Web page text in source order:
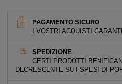
PAGAMENTO SICURO
I VOSTRI ACQUISTI
SPEDIZIONE
CERTI PRODOTTI
DECRESCENTE SU I SPESI DI